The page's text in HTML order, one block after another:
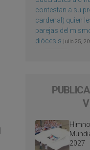
contestan a su
cardenal) quien
parejas del
diócesis julio 25,
2027